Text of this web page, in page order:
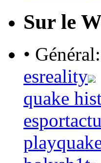
Sur le
• Général:
esreality
quake